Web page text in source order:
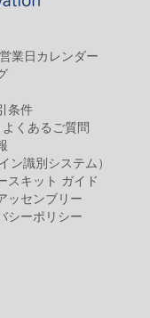
業日カレンダー
条件
くあるご質問
ン識別システム）
スキット ガイド
ッセンブリー
シーポリシー